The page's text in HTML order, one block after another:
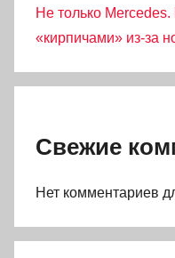
Не только Mercedes.
«кирпичами» из-за
Свежие
Нет комментариев